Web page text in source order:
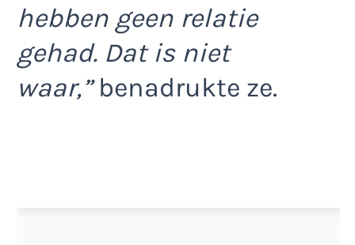
hebben geen relatie
gehad. Dat is niet
waar,”benadrukte ze.